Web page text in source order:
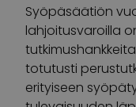
Syöpäsäätiön
lahjoitusvaroilla
totutusti
erityiseen